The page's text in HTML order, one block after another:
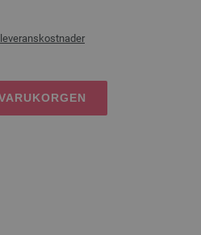
leveranskostnader